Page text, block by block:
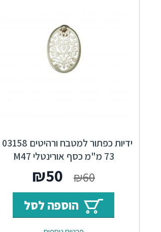
73 מ"מ כסף אורינטלי M47
Alhambra₪60
המחיר
המקורי
היה:
₪50
הנוכחי
הוא:
הוספה לסל